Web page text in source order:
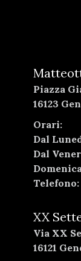
Piazza
16123
Orari:
Dal
Dal
Telefono:
XX
Via XX
16121